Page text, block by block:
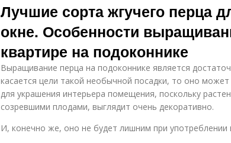
Лучшие сорта жгучего перца
окне. Особенности
квартире на подоконнике
Выращивание перца на подоконнике является
касается цели такой необычной посадки, то оно
для украшения интерьера помещения, поскольку
созревшими плодами, выглядит очень декоративно.
И, конечно же, оно не будет лишним при употреблении